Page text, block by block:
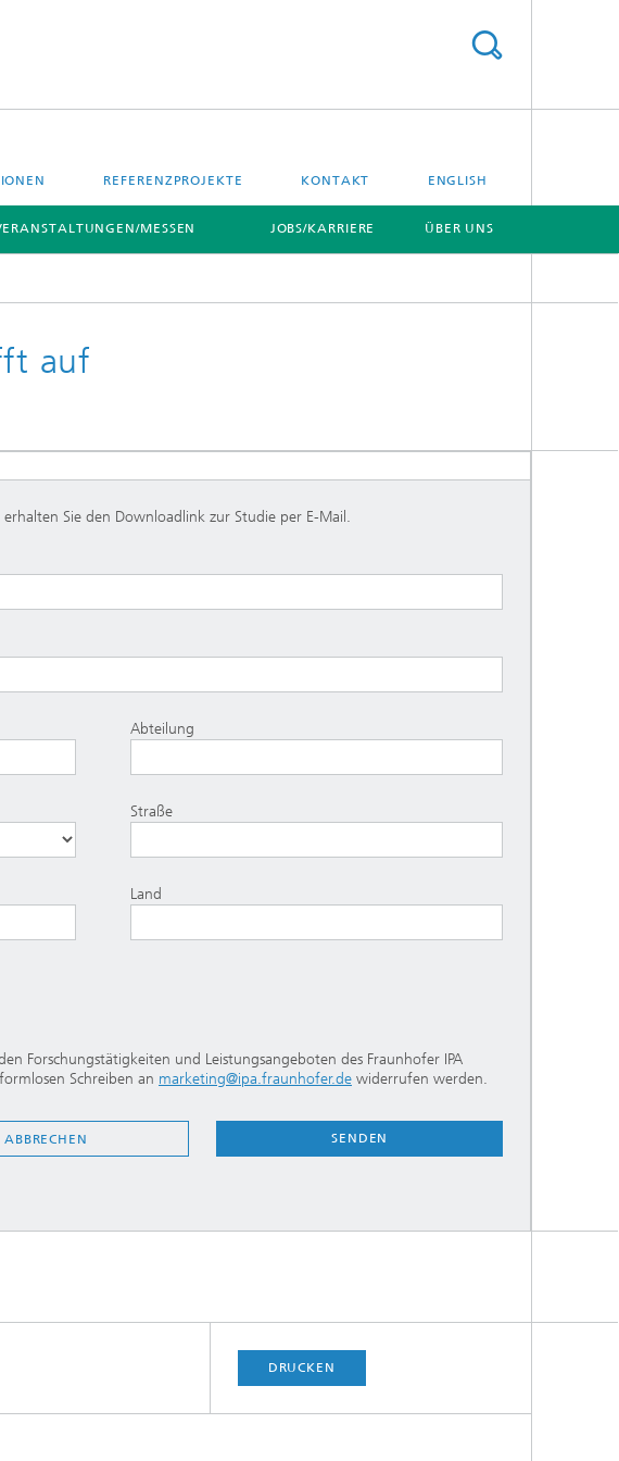
REFERENZPROJEKTE KONTAKT ENGLISH
MESSEN JOBS/KARRIERE ÜBER UNS
auf
Sie den Downloadlink zur Studie per E-Mail.
Abteilung
Straße
Land
Forschungstätigkeiten und Leistungsangeboten des Fraunhofer IPA
Schreiben an marketing@ipa.fraunhofer.de widerrufen werden.
SENDEN
ABBRECHEN
DRUCKEN